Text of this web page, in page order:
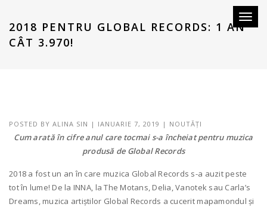
Toggle
2018 PENTRU GLOBAL RECORDS: 1 AN
CÂT 3.970!
POSTED BY ALINA SIN | IANUARIE 7, 2019 | NOUTĂȚI
Cum arată în cifre anul care tocmai s-a încheiat pentru muzica
produsă de Global Records
2018 a fost un an în care muzica Global Records s-a auzit peste
tot în lume! De la INNA, la The Motans, Delia, Vanotek sau Carla’s
Dreams, muzica artiștilor Global Records a cucerit mapamondul și